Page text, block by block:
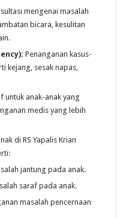
mengenai masalah
bicara, kesulitan
Penanganan kasus-
kejang, sesak napas,
untuk anak-anak yang
medis yang lebih
di RS Yapalis Krian
jantung pada anak.
saraf pada anak.
masalah pencernaan